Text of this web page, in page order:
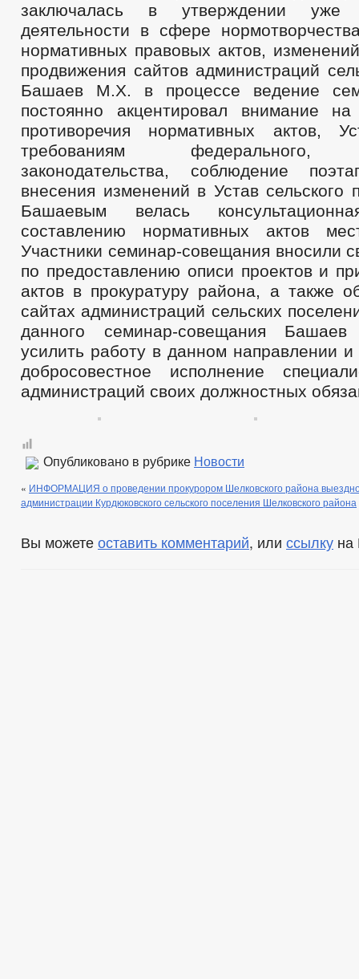
заключалась в утверждении уже
деятельности в сфере
нормативных правовых актов,
продвижения сайтов администраций
Башаев М.Х. в процессе ведение
постоянно акцентировал внимание на
противоречия нормативных актов,
требованиям федерального,
законодательства, соблюдение
внесения изменений в Устав сельского
Башаевым велась
составлению нормативных актов
Участники семинар-совещания вносили
по предоставлению описи проектов и
актов в прокуратуру района, а также
сайтах администраций сельских
данного семинар-совещания
усилить работу в данном направлении и
добросовестное исполнение
администраций своих должностных
Опубликовано в рубрике Новости
« ИНФОРМАЦИЯ о проведении прокурором Шелковского района
администрации Курдюковского сельского поселения Шелковского района
Вы можете оставить комментарий, или ссылку на